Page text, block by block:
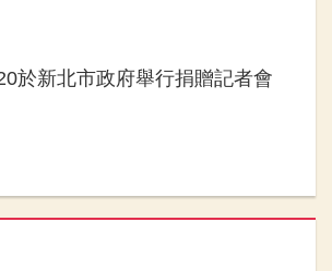
於新北市政府舉行捐贈記者會